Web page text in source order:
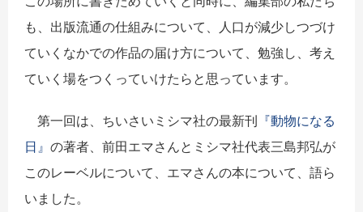
も、出版流通の仕組みについて、人口が減少しつづけ
ていくなかでの作品の届け方について、勉強し、考え
ていく場をつくっていけたらと思っています。
第一回は、ちいさいミシマ社の最新刊 『動物になる
日』 の著者、前田エマさんとミシマ社代表三島邦弘が
このレーベルについて、エマさんの本について、語ら
いました。